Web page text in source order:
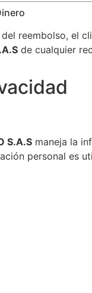
reembolso, el
de cualquier
S.A.S maneja la
personal es